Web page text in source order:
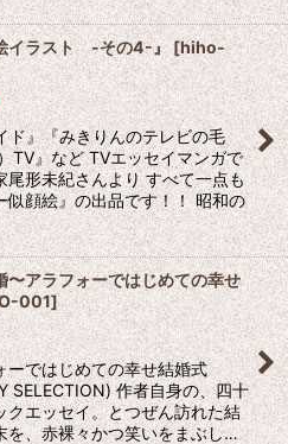
イラスト -その4-』 [hiho-
』『みきりんのテレビの毛
TV』など TVエッセイマンガで
尾形未紀さんより すべて一点も
似顔絵』の出品です！！ 昭和の
〜アラフォーではじめての幸せ
001]
ではじめての幸せ結婚式
SELECTION) 作者自身の、四十
クエッセイ。とつぜん訪れた結
を、赤裸々かつ笑いをまぶし…